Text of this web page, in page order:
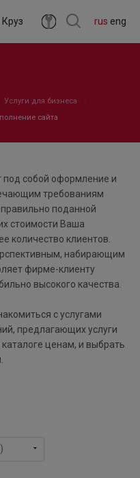
rus eng
Услуги для бизнеса
сайта
под собой оформление и
требованиям
правильно поданной
стоимости Ваша
количество клиентов.
набирающим
фирме-клиенту
высокого качества.
с услугами
предлагающих услуги
ценам, и выбрать